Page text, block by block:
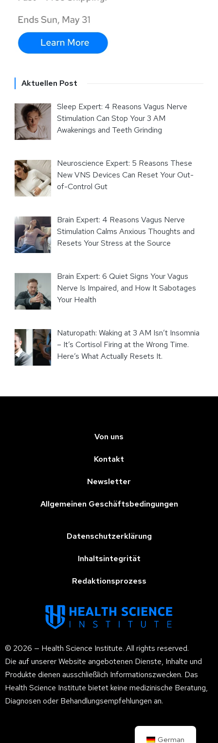
Aktuellen Post
Sleep Expert: 4 Reasons Vagus Nerve
Stimulation Can Stop Your 3 AM
Awakenings and Teeth Grinding
Neuroscience Expert: 5 Reasons These
New VNS Devices Can Reset Your Out-
of-Control Gut
Brain Expert: 4 Reasons Vagus Nerve
Stimulation Calms Anxious Thoughts and
Resets Your Stress at the Source
Brain Expert: 6 Quiet Signs Your Vagus
Nerve Is Impaired, and How It Sabotages
Your Health
Naturopath: Waking at 3 AM Isn’t Insomnia
– It’s Cortisol Firing at the Wrong Time.
Here’s What Actually Resets It.
© 2026 — Health Science Institute. All rights reserved.
Die auf unserer Website angebotenen Dienste, Inhalte und
Produkte dienen ausschließlich Informationszwecken. Das
Health Science Institute bietet keine medizinische Beratung,
Diagnosen oder Behandlungsempfehlungen an.
Von uns
Kontakt
Newsletter
Allgemeinen Geschäftsbedingungen
Datenschutzerklärung
Inhaltsintegrität
Redaktionsprozess
German